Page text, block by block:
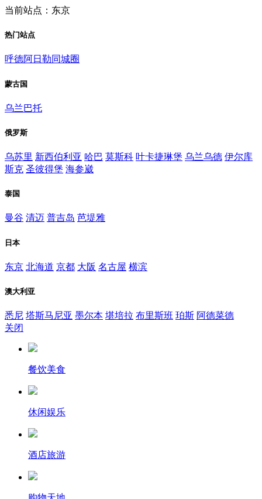
当前站点：东京
热门站点
呼德阿日勒同城圈
蒙古国
乌兰巴托
俄罗斯
乌苏里 新西伯利亚 哈巴 莫斯科 叶卡捷琳堡 乌兰乌德 伊尔库
斯克 圣彼得堡 海参崴
泰国
曼谷 清迈 普吉岛 芭堤雅
日本
东京 北海道 京都 大阪 名古屋 横滨
澳大利亚
悉尼 塔斯马尼亚 墨尔本 堪培拉 布里斯班 珀斯 阿德菜德
关闭
餐饮美食
休闲娱乐
酒店旅游